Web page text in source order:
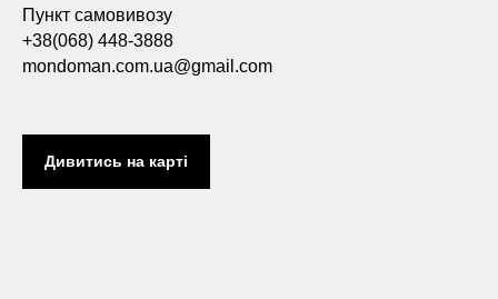
Пункт самовивозу
+38(068) 448-3888
mondoman.com.ua@gmail.com
Дивитись на карті